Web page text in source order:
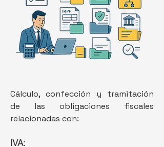
Cálculo, confección y tramitación
de las obligaciones fiscales
relacionadas con:
IVA: